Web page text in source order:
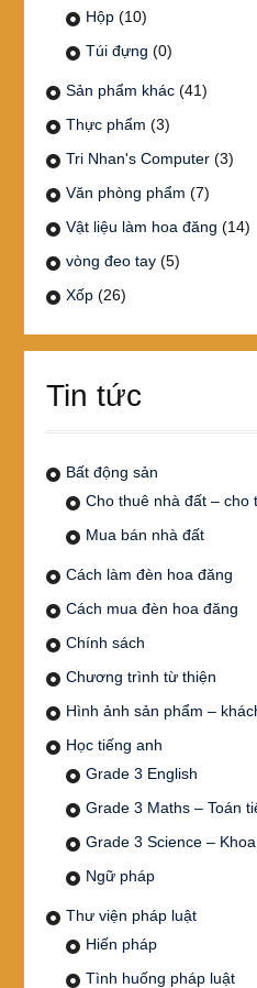
Hộp (10)
Túi đựng (0)
Sản phẩm khác (41)
Thực phẩm (3)
Tri Nhan's Computer (3)
Văn phòng phẩm (7)
Vật liệu làm hoa đăng (14)
vòng đeo tay (5)
Xốp (26)
Tin tức
Bất động sản
Cho thuê nhà đất – cho
Mua bán nhà đất
Cách làm đèn hoa đăng
Cách mua đèn hoa đăng
Chính sách
Chương trình từ thiện
Hình ảnh sản phẩm –
Học tiếng anh
Grade 3 English
Grade 3 Maths – Toán
Grade 3 Science –
Ngữ pháp
Thư viện pháp luật
Hiến pháp
Tình huống pháp luật